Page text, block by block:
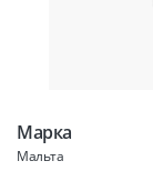
Марка
Мальта